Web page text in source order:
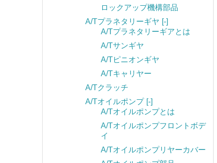
ロックアップ機構部品
A/Tプラネタリーギヤ [-]
A/Tプラネタリーギアとは
A/Tサンギヤ
A/Tピニオンギヤ
A/Tキャリヤー
A/Tクラッチ
A/Tオイルポンプ [-]
A/Tオイルポンプとは
A/Tオイルポンプフロントボデ
イ
A/Tオイルポンプリヤーカバー